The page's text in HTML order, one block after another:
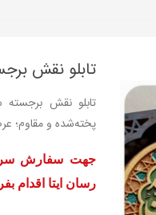
تابلو نقش
پخته‌شده و مقاوم؛
جهت سفارش
رسان ایتا اقدام